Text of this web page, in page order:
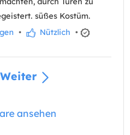
süßes Kostüm.
• Nützlich •
Weiter
ansehen